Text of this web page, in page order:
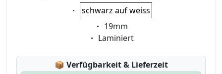
Eigenschaft:
schwarz auf weiss
Eigenschaft:
19mm
Eigenschaft:
Laminiert
📦 Lagerstatus:
Verfügbarkeit & Lieferzeit